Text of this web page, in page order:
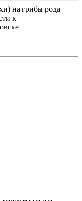
на грибы рода
к